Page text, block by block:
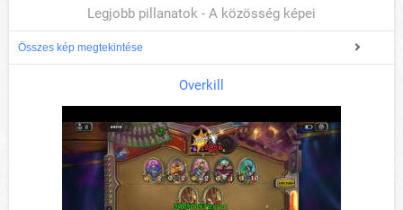
Legjobb pillanatok - A közösség képei
Összes kép megtekintése
Overkill